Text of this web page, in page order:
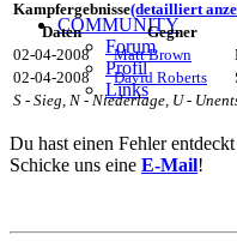
COMMUNITY
Forum
Profil
Links
Kampfergebnisse(detailliert
Daten
Gegner
02-04-2008
Matt Brown
02-04-2008
David Roberts
S - Sieg, N - Niederlage, U -
Du hast einen Fehler
Schicke uns eine E-Mail!